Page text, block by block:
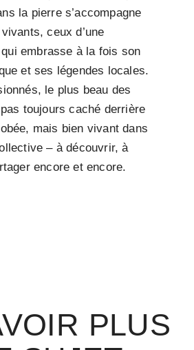
la pierre s’accompagne
ceux d’une
embrasse à la fois son
et ses légendes locales.
le plus beau des
toujours caché derrière
mais bien vivant dans
– à découvrir, à
encore et encore.
PLUS